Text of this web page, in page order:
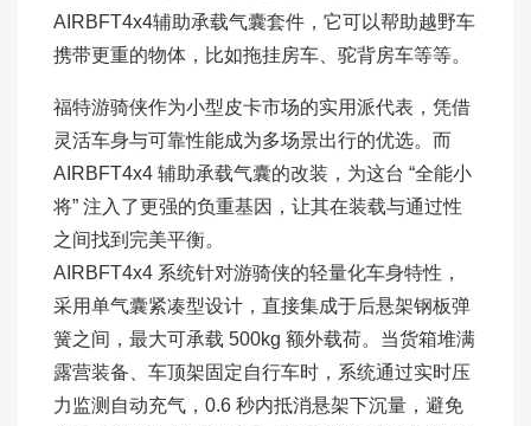
AIRBFT4x4辅助承载气囊套件，它可以帮助越野车
携带更重的物体，比如拖挂房车、驼背房车等等。
福特游骑侠作为小型皮卡市场的实用派代表，凭借
灵活车身与可靠性能成为多场景出行的优选。而
AIRBFT4x4 辅助承载气囊的改装，为这台 “全能小
将” 注入了更强的负重基因，让其在装载与通过性
之间找到完美平衡。
AIRBFT4x4 系统针对游骑侠的轻量化车身特性，
采用单气囊紧凑型设计，直接集成于后悬架钢板弹
簧之间，最大可承载 500kg 额外载荷。当货箱堆满
露营装备、车顶架固定自行车时，系统通过实时压
力监测自动充气，0.6 秒内抵消悬架下沉量，避免